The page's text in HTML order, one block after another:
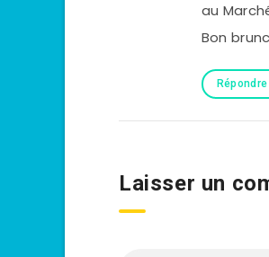
au
Bon
Répondre
Laisser un